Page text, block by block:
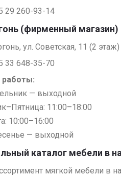
29 260-93-14
(фирменный магазин)
ул. Советская, 11 (2 этаж)
33 648-35-70
работы:
— выходной
11:00–18:00
10:00–16:00
— выходной
каталог мебели в
мягкой мебели в